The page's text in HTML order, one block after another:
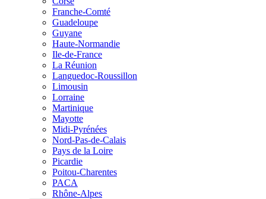
Franche-Comté
Guadeloupe
Guyane
Haute-Normandie
Ile-de-France
La Réunion
Languedoc-Roussillon
Limousin
Lorraine
Martinique
Mayotte
Midi-Pyrénées
Nord-Pas-de-Calais
Pays de la Loire
Picardie
Poitou-Charentes
PACA
Rhône-Alpes